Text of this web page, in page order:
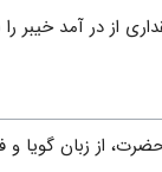
از در آمد خیبر
از زبان گویا